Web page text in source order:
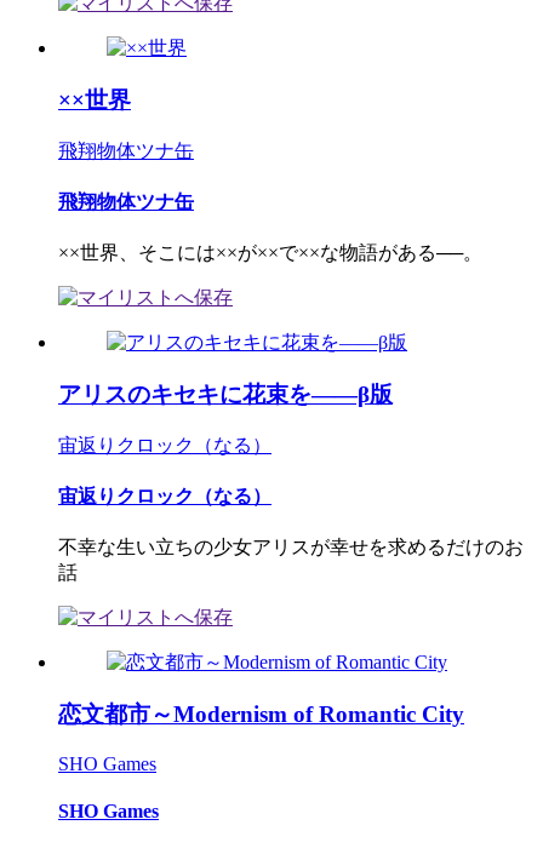
××世界
飛翔物体ツナ缶
飛翔物体ツナ缶
××世界、そこには××が××で××な物語がある──。
アリスのキセキに花束を――β版
宙返りクロック（なる）
宙返りクロック（なる）
不幸な生い立ちの少女アリスが幸せを求めるだけのお
話
恋文都市～Modernism of Romantic City
SHO Games
SHO Games